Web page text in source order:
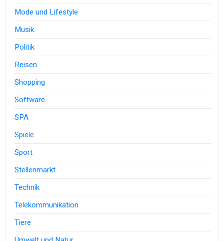
Mode und Lifestyle
Musik
Politik
Reisen
Shopping
Software
SPA
Spiele
Sport
Stellenmarkt
Technik
Telekommunikation
Tiere